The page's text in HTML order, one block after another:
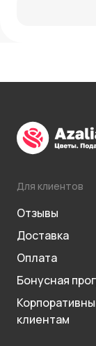
Для клиентов
Отзывы
Доставка
Оплата
Бонусная
клиентам